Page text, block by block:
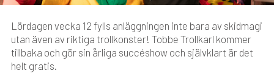
Lördagen vecka 12 fylls anläggningen inte bara av skidmagi
utan även av riktiga trollkonster! Tobbe Trollkarl kommer
tillbaka och gör sin årliga succéshow och självklart är det
helt gratis.